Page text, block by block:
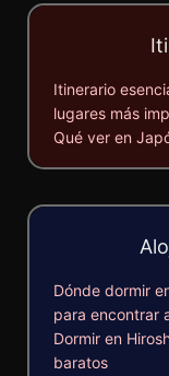
Itinerario
lugares más
Qué ver en
Dónde dormir
para encontrar
Dormir en
baratos